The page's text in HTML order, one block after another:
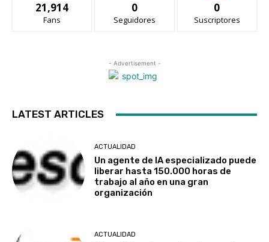
21,914
Fans
0
Seguidores
0
Suscriptores
- Advertisement -
LATEST ARTICLES
ACTUALIDAD
Un agente de IA especializado puede
liberar hasta 150.000 horas de
trabajo al año en una gran
organización
ACTUALIDAD